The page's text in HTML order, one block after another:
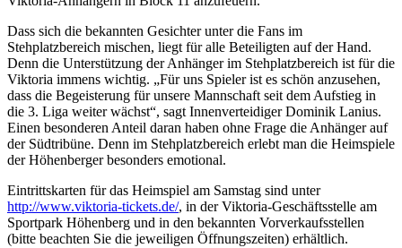
Dass sich die bekannten Gesichter unter die Fans im
Stehplatzbereich mischen, liegt für alle Beteiligten auf der Hand.
Denn die Unterstützung der Anhänger im Stehplatzbereich ist für die
Viktoria immens wichtig. „Für uns Spieler ist es schön anzusehen,
dass die Begeisterung für unsere Mannschaft seit dem Aufstieg in
die 3. Liga weiter wächst“, sagt Innenverteidiger Dominik Lanius.
Einen besonderen Anteil daran haben ohne Frage die Anhänger auf
der Südtribüne. Denn im Stehplatzbereich erlebt man die Heimspiele
der Höhenberger besonders emotional.
Eintrittskarten für das Heimspiel am Samstag sind unter
http://www.viktoria-tickets.de/, in der Viktoria-Geschäftsstelle am
Sportpark Höhenberg und in den bekannten Vorverkaufsstellen
(bitte beachten Sie die jeweiligen Öffnungszeiten) erhältlich.